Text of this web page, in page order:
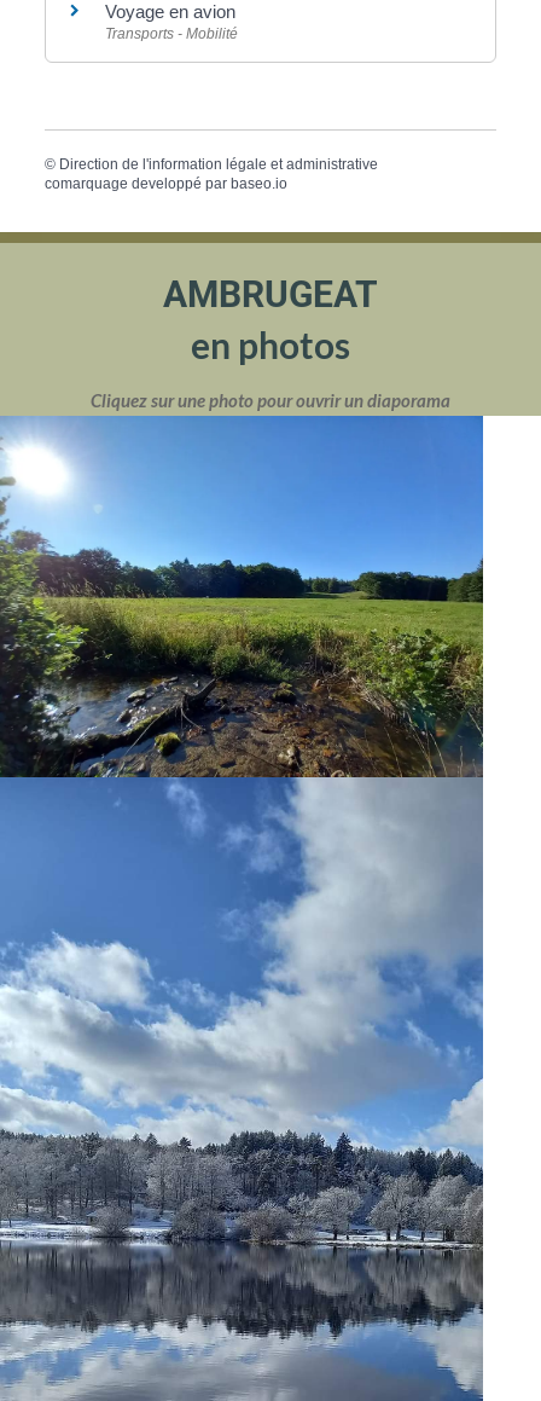
Voyage en avion
Transports - Mobilité
© Direction de l'information légale et administrative
comarquage developpé parbaseo.io
AMBRUGEAT
en photos
Cliquez sur une photo pour ouvrir un diaporama